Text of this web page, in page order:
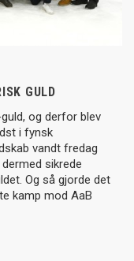
GULD
og derfor blev
i fynsk
vandt fredag
sikrede
Og så gjorde det
kamp mod AaB